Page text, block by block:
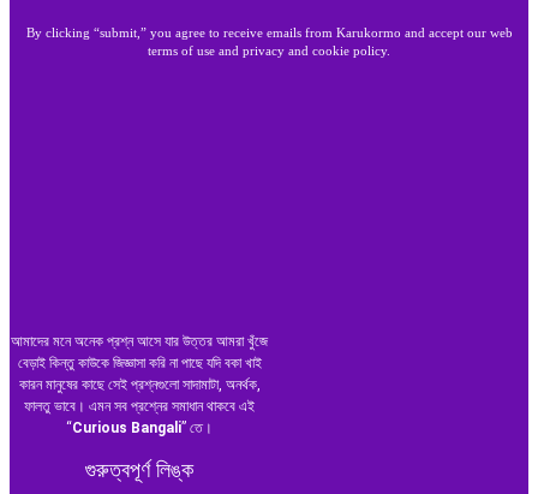
By clicking “submit,” you agree to receive emails from Karukormo and accept our web
terms of use and privacy and cookie policy.
আমাদের মনে অনেক প্রশ্ন আসে যার উত্তর আমরা খুঁজে
বেড়াই কিন্তু কাউকে জিজ্ঞাসা করি না পাছে যদি বকা খাই
কারন মানুষের কাছে সেই প্রশ্নগুলো সাদামাটা, অনর্থক,
ফালতু ভাবে। এমন সব প্রশ্নের সমাধান থাকবে এই
“Curious Bangali” তে।
গুরুত্বপূর্ণ লিঙ্ক